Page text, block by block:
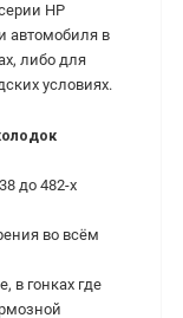
HP
автомобиля в
либо для
условиях.
до 482-х
во всём
в гонках где